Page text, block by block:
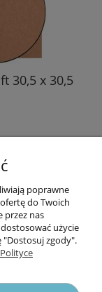
30,5 x 30,5
poprawne
do Twoich
przez nas
użycie
"Dostosuj zgody".